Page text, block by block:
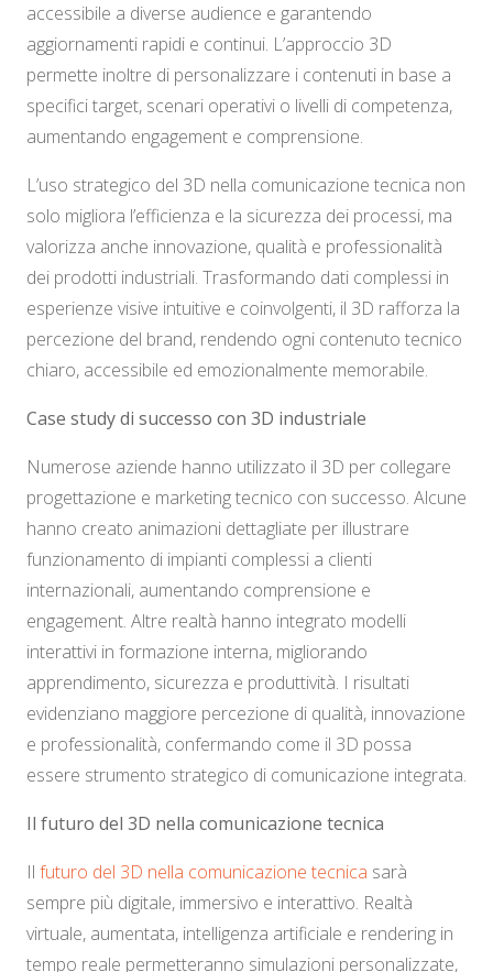
accessibile a diverse audience e garantendo
aggiornamenti rapidi e continui. L’approccio 3D
permette inoltre di personalizzare i contenuti in base a
specifici target, scenari operativi o livelli di competenza,
aumentando engagement e comprensione.
L’uso strategico del 3D nella comunicazione tecnica non
solo migliora l’efficienza e la sicurezza dei processi, ma
valorizza anche innovazione, qualità e professionalità
dei prodotti industriali. Trasformando dati complessi in
esperienze visive intuitive e coinvolgenti, il 3D rafforza la
percezione del brand, rendendo ogni contenuto tecnico
chiaro, accessibile ed emozionalmente memorabile.
Case study di successo con 3D industriale
Numerose aziende hanno utilizzato il 3D per collegare
progettazione e marketing tecnico con successo. Alcune
hanno creato animazioni dettagliate per illustrare
funzionamento di impianti complessi a clienti
internazionali, aumentando comprensione e
engagement. Altre realtà hanno integrato modelli
interattivi in formazione interna, migliorando
apprendimento, sicurezza e produttività. I risultati
evidenziano maggiore percezione di qualità, innovazione
e professionalità, confermando come il 3D possa
essere strumento strategico di comunicazione integrata.
Il futuro del 3D nella comunicazione tecnica
Il futuro del 3D nella comunicazione tecnica sarà
sempre più digitale, immersivo e interattivo. Realtà
virtuale, aumentata, intelligenza artificiale e rendering in
tempo reale permetteranno simulazioni personalizzate,